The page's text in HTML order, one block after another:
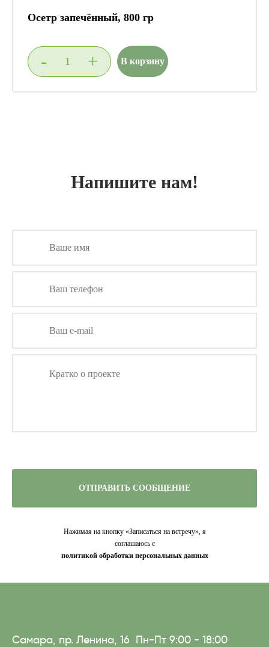
Осетр запечённый, 800 гр
- + В корзину
Напишите нам!
ОТПРАВИТЬ СООБЩЕНИЕ
Нажимая на кнопку «Записаться на встречу», я
соглашаюсь с
политикой обработки персональных данных
Самара, пр. Ленина, 16 Пн-Пт 9:00 - 18:00